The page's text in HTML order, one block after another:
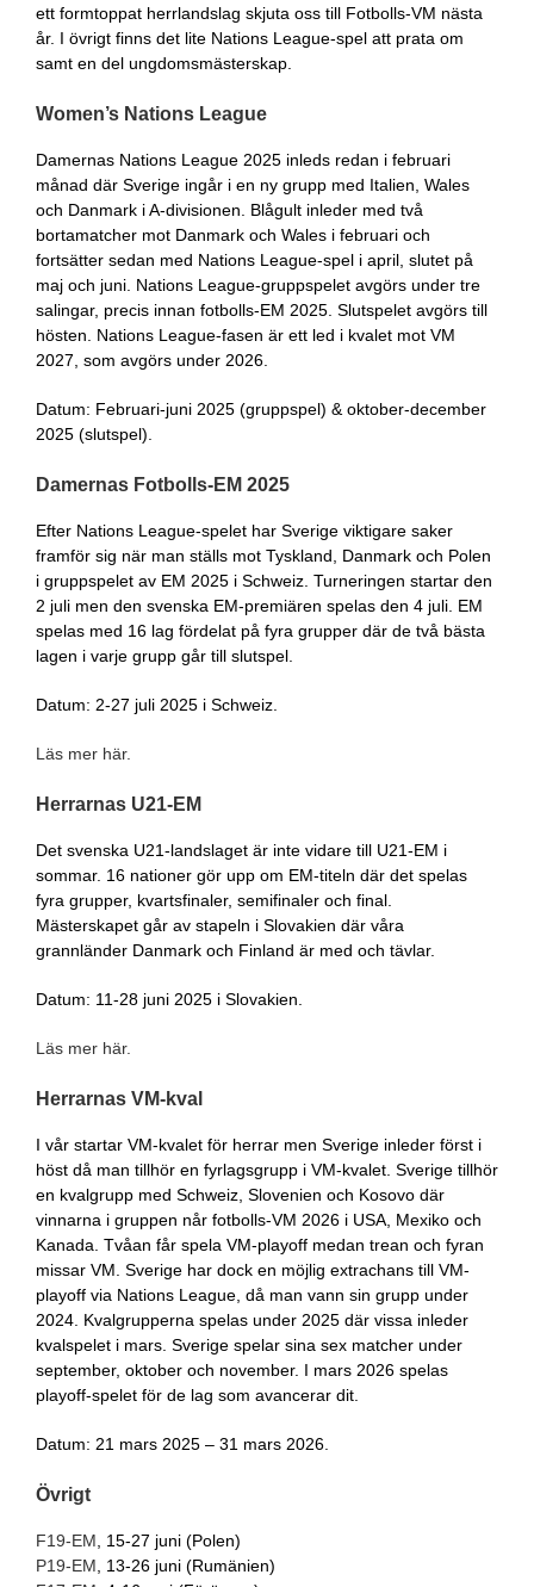
ett formtoppat herrlandslag skjuta oss till Fotbolls-VM nästa
år. I övrigt finns det lite Nations League-spel att prata om
samt en del ungdomsmästerskap.
Women’s Nations League
Damernas Nations League 2025 inleds redan i februari
månad där Sverige ingår i en ny grupp med Italien, Wales
och Danmark i A-divisionen. Blågult inleder med två
bortamatcher mot Danmark och Wales i februari och
fortsätter sedan med Nations League-spel i april, slutet på
maj och juni. Nations League-gruppspelet avgörs under tre
salingar, precis innan fotbolls-EM 2025. Slutspelet avgörs till
hösten. Nations League-fasen är ett led i kvalet mot VM
2027, som avgörs under 2026.
Datum: Februari-juni 2025 (gruppspel) & oktober-december
2025 (slutspel).
Damernas Fotbolls-EM 2025
Efter Nations League-spelet har Sverige viktigare saker
framför sig när man ställs mot Tyskland, Danmark och Polen
i gruppspelet av EM 2025 i Schweiz. Turneringen startar den
2 juli men den svenska EM-premiären spelas den 4 juli. EM
spelas med 16 lag fördelat på fyra grupper där de två bästa
lagen i varje grupp går till slutspel.
Datum: 2-27 juli 2025 i Schweiz.
Läs mer här.
Herrarnas U21-EM
Det svenska U21-landslaget är inte vidare till U21-EM i
sommar. 16 nationer gör upp om EM-titeln där det spelas
fyra grupper, kvartsfinaler, semifinaler och final.
Mästerskapet går av stapeln i Slovakien där våra
grannländer Danmark och Finland är med och tävlar.
Datum: 11-28 juni 2025 i Slovakien.
Läs mer här.
Herrarnas VM-kval
I vår startar VM-kvalet för herrar men Sverige inleder först i
höst då man tillhör en fyrlagsgrupp i VM-kvalet. Sverige tillhör
en kvalgrupp med Schweiz, Slovenien och Kosovo där
vinnarna i gruppen når fotbolls-VM 2026 i USA, Mexiko och
Kanada. Tvåan får spela VM-playoff medan trean och fyran
missar VM. Sverige har dock en möjlig extrachans till VM-
playoff via Nations League, då man vann sin grupp under
2024. Kvalgrupperna spelas under 2025 där vissa inleder
kvalspelet i mars. Sverige spelar sina sex matcher under
september, oktober och november. I mars 2026 spelas
playoff-spelet för de lag som avancerar dit.
Datum: 21 mars 2025 – 31 mars 2026.
Övrigt
F19-EM, 15-27 juni (Polen)
P19-EM, 13-26 juni (Rumänien)